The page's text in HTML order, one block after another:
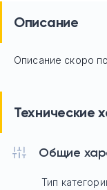
Описание
Описание скоро
Технические
Общие
Тип